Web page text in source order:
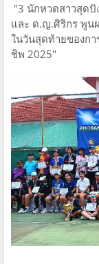
"3 นักหวดสาวสุด
และ ด.ญ.ศิริกร พูน
ในวันสุดท้ายของก
ชิพ 2025"